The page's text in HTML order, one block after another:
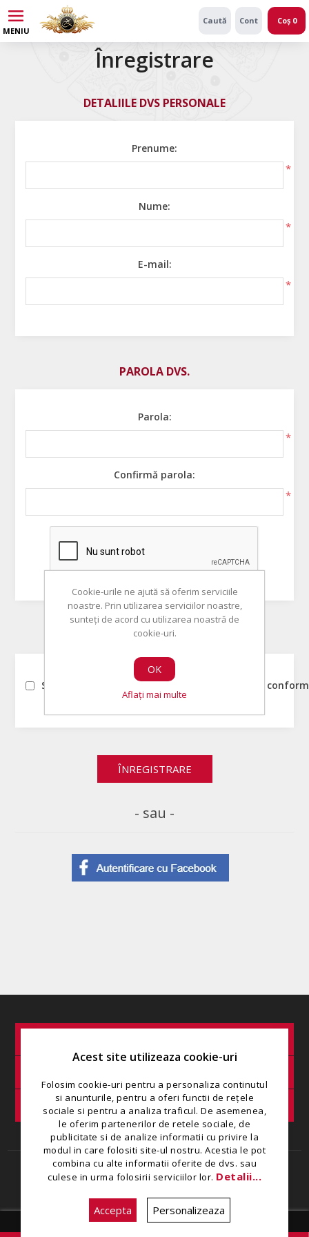
MENIU
Caută Cont Coș 0
Înregistrare
DETALIILE DVS PERSONALE
Prenume:
*
Nume:
*
E-mail:
*
PAROLA DVS.
Parola:
*
Confirmă parola:
*
ACORDUL UTILIZATORULUI
Sunt de acord ca datele mele sa fie prelucrate
- sau -
Zilnic intre 08:00 - 22:30
COMANDA MINIMA
Copyright © 2026 Restaurant Zamca. Toate drepturile rezervate.
Creat deEcom Digital
Cookie-urile ne ajută să oferim serviciile
noastre. Prin utilizarea serviciilor noastre,
sunteți de acord cu utilizarea noastră de
cookie-uri.
OK
Aflați mai multe
Acest site utilizeaza cookie-uri
Folosim cookie-uri pentru a personaliza continutul
si anunturile, pentru a oferi functii de rețele
sociale si pentru a analiza traficul. De asemenea,
le oferim partenerilor de retele sociale, de
publicitate si de analize informatii cu privire la
modul in care folositi site-ul nostru. Acestia le pot
combina cu alte informatii oferite de dvs. sau
culese in urma folosirii serviciilor lor. Detalii...
Accepta Personalizeaza